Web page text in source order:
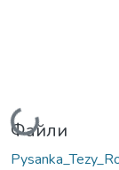
Вантажиться...
Файли